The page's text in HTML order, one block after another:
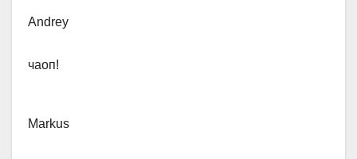
Andrey​
чаоп!
Markus​